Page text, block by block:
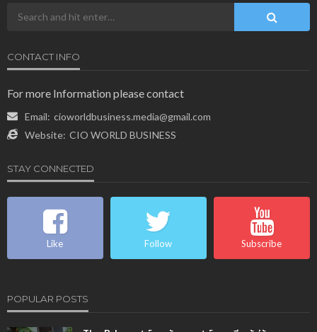
CONTACT INFO
For more Information please contact
Email: cioworldbusiness.media@gmail.com
Website: CIO WORLD BUSINESS
STAY CONNECTED
Like Follow Subscribe
POPULAR POSTS